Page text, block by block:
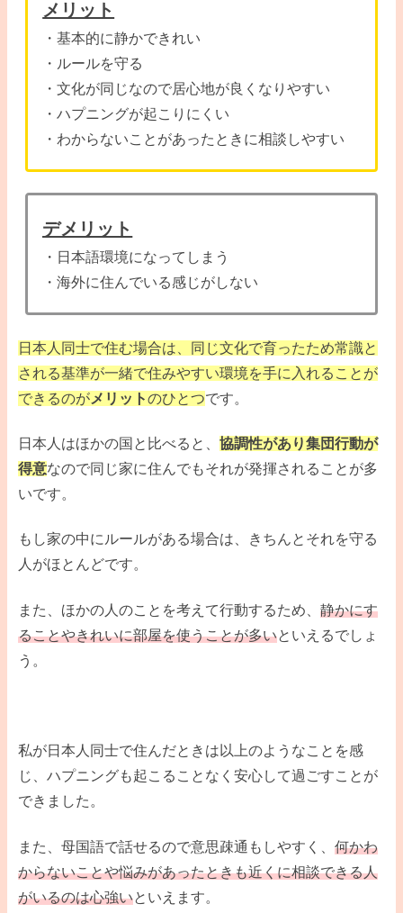
メリット
・基本的に静かできれい
・ルールを守る
・文化が同じなので居心地が良くなりやすい
・ハプニングが起こりにくい
・わからないことがあったときに相談しやすい
デメリット
・日本語環境になってしまう
・海外に住んでいる感じがしない
日本人同士で住む場合は、同じ文化で育ったため常識と
される基準が一緒で住みやすい環境を手に入れることが
できるのがメリットのひとつです。
日本人はほかの国と比べると、 協調性があり集団行動が
得意なので同じ家に住んでもそれが発揮されることが多
いです。
もし家の中にルールがある場合は、きちんとそれを守る
人がほとんどです。
また、ほかの人のことを考えて行動するため、 静かにす
ることやきれいに部屋を使うことが多いといえるでしょ
う。
私が日本人同士で住んだときは以上のようなことを感
じ、ハプニングも起こることなく安心して過ごすことが
できました。
また、母国語で話せるので意思疎通もしやすく、 何かわ
からないことや悩みがあったときも近くに相談できる人
がいるのは心強いといえます。